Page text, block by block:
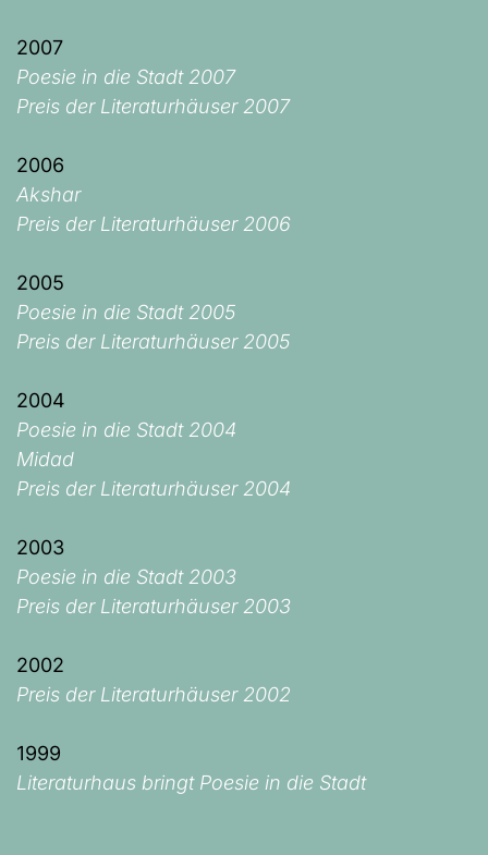
2007
Poesie in die Stadt 2007
Preis der Literaturhäuser 2007
2006
Akshar
Preis der Literaturhäuser 2006
2005
Poesie in die Stadt 2005
Preis der Literaturhäuser 2005
2004
Poesie in die Stadt 2004
Midad
Preis der Literaturhäuser 2004
2003
Poesie in die Stadt 2003
Preis der Literaturhäuser 2003
2002
Preis der Literaturhäuser 2002
1999
Literaturhaus bringt Poesie in die Stadt